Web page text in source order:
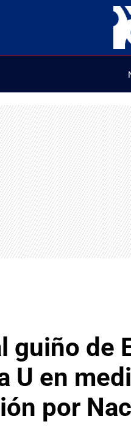
guiño de
U en
por